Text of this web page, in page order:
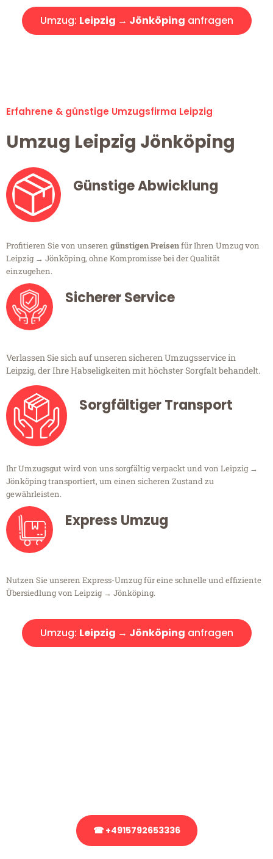
Umzug: Leipzig → Jönköping anfragen
Erfahrene & günstige Umzugsfirma Leipzig
Umzug Leipzig Jönköping
Günstige Abwicklung
Profitieren Sie von unseren günstigen Preisenfür Ihren Umzug von
Leipzig → Jönköping, ohne Kompromisse bei der Qualität
einzugehen.
Sicherer Service
Verlassen Sie sich auf unseren sicheren Umzugsservice in
Leipzig, der Ihre Habseligkeiten mit höchster Sorgfalt behandelt.
Sorgfältiger Transport
Ihr Umzugsgut wird von uns sorgfältig verpackt und von Leipzig →
Jönköping transportiert, um einen sicheren Zustand zu
gewährleisten.
Express Umzug
Nutzen Sie unseren Express-Umzug für eine schnelle und effiziente
Übersiedlung von Leipzig → Jönköping.
Umzug: Leipzig → Jönköping anfragen
☎ +4915792653336